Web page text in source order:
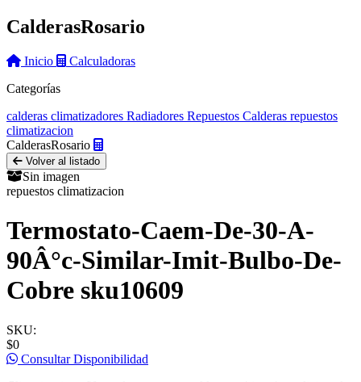
CalderasRosario
Inicio
Calculadoras
Categorías
calderas climatizadores Radiadores Repuestos Calderas repuestos
climatizacion
CalderasRosario
Volver al listado
Sin imagen
repuestos climatizacion
Termostato-Caem-De-30-A-
90Â°c-Similar-Imit-Bulbo-De-
Cobre sku10609
SKU:
$0
Consultar Disponibilidad